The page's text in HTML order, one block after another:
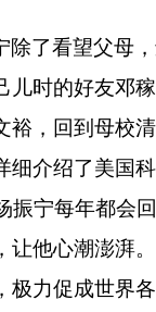
除了看望父母
儿时的好友邓
裕，回到母校
细介绍了美国
振宁每年都会
让他心潮澎湃
极力促成世界